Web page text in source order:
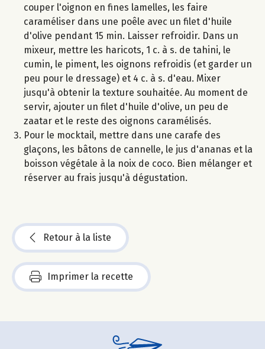
couper l'oignon en fines lamelles, les faire
caraméliser dans une poêle avec un filet d'huile
d'olive pendant 15 min. Laisser refroidir. Dans un
mixeur, mettre les haricots, 1 c. à s. de tahini, le
cumin, le piment, les oignons refroidis (et garder un
peu pour le dressage) et 4 c. à s. d'eau. Mixer
jusqu'à obtenir la texture souhaitée. Au moment de
servir, ajouter un filet d'huile d'olive, un peu de
zaatar et le reste des oignons caramélisés.
Pour le mocktail, mettre dans une carafe des
glaçons, les bâtons de cannelle, le jus d'ananas et la
boisson végétale à la noix de coco. Bien mélanger et
réserver au frais jusqu'à dégustation.
Retour à la liste
Imprimer la recette